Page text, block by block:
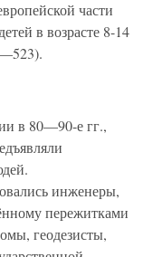
части
в возрасте 8-14
в 80—90-е гг.,
инженеры,
пережитками
геодезисты,